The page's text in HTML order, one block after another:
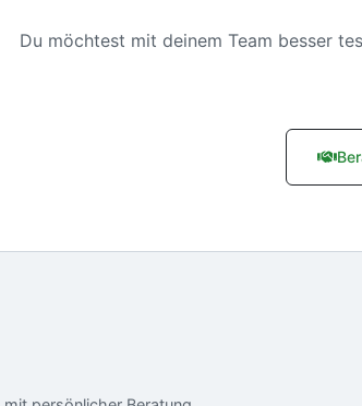
Du möchtest mit deinem Team besser